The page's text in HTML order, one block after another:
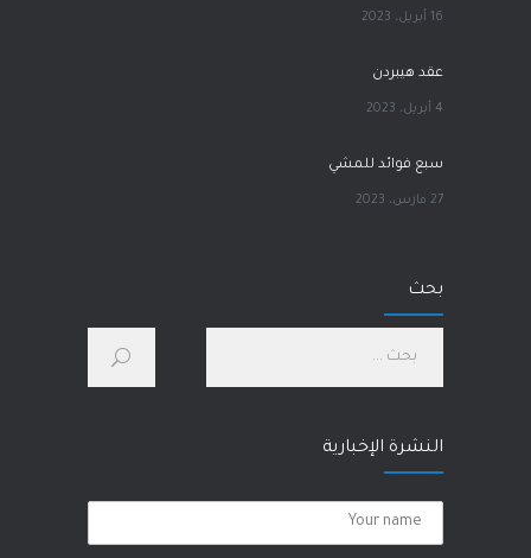
16 أبريل، 2023
عقد هيبردن
4 أبريل، 2023
سبع فوائد للمشي
27 مارس، 2023
1 مارس، 2023
كيف أحسّن صحتي الجسدية والنفسية؟
بحث
النشرة الإخبارية